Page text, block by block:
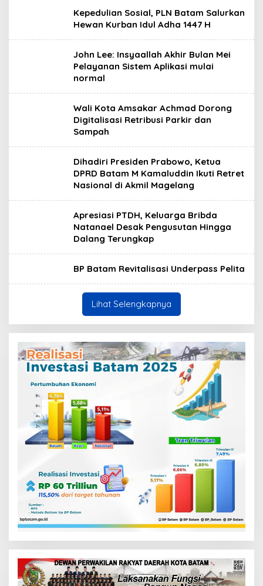
Kepedulian Sosial, PLN Batam Salurkan
Hewan Kurban Idul Adha 1447 H
John Lee: Insyaallah Akhir Bulan Mei
Pelayanan Sistem Aplikasi mulai
normal
Wali Kota Amsakar Achmad Dorong
Digitalisasi Retribusi Parkir dan
Sampah
Dihadiri Presiden Prabowo, Ketua
DPRD Batam M Kamaluddin Ikuti Retret
Nasional di Akmil Magelang
Apresiasi PTDH, Keluarga Bribda
Natanael Desak Pengusutan Hingga
Dalang Terungkap
BP Batam Revitalisasi Underpass Pelita
Lihat Selengkapnya